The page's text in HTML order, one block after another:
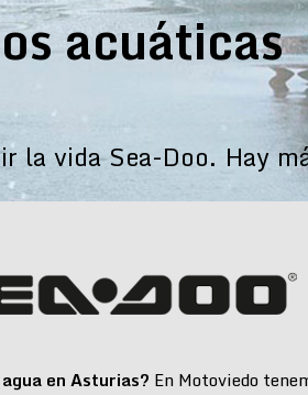
acuáticas
la vida Sea-Doo. Hay
en Asturias? En Motoviedo